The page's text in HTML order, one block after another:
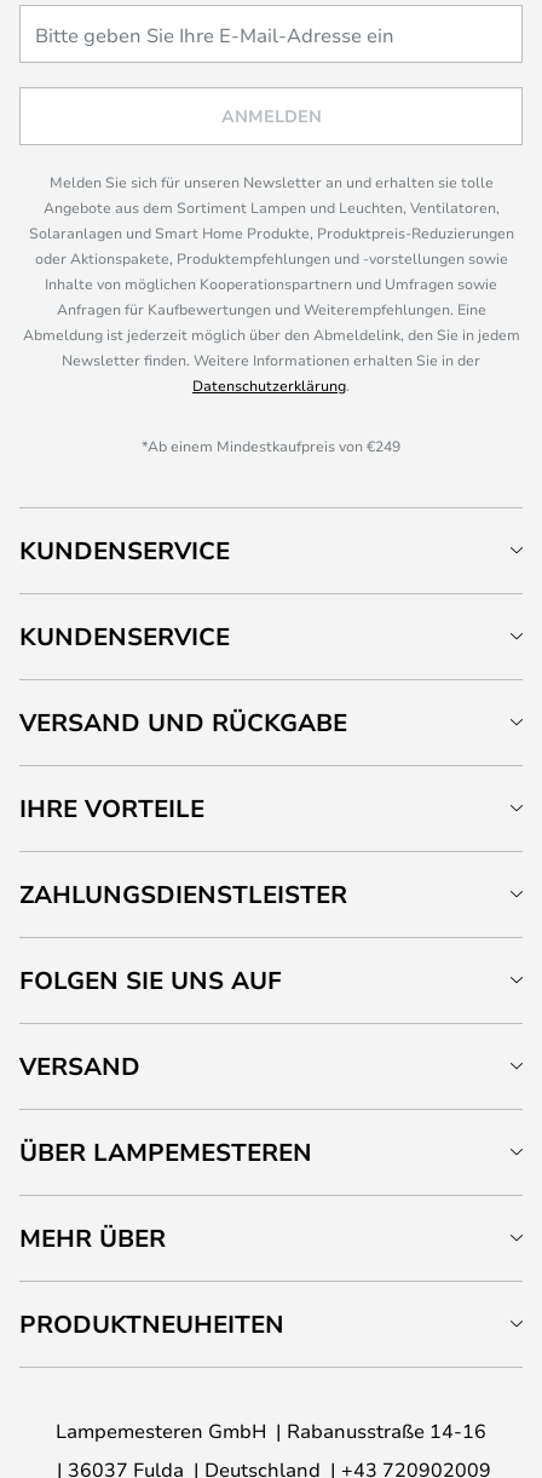
ANMELDEN
Melden Sie sich für unseren Newsletter an und erhalten sie tolle
Angebote aus dem Sortiment Lampen und Leuchten, Ventilatoren,
Solaranlagen und Smart Home Produkte, Produktpreis-Reduzierungen
oder Aktionspakete, Produktempfehlungen und -vorstellungen sowie
Inhalte von möglichen Kooperationspartnern und Umfragen sowie
Anfragen für Kaufbewertungen und Weiterempfehlungen. Eine
Abmeldung ist jederzeit möglich über den Abmeldelink, den Sie in jedem
Newsletter finden. Weitere Informationen erhalten Sie in der
Datenschutzerklärung.
*Ab einem Mindestkaufpreis von €249
KUNDENSERVICE
KUNDENSERVICE
VERSAND UND RÜCKGABE
IHRE VORTEILE
ZAHLUNGSDIENSTLEISTER
FOLGEN SIE UNS AUF
VERSAND
ÜBER LAMPEMESTEREN
MEHR ÜBER
PRODUKTNEUHEITEN
Lampemesteren GmbH
Rabanusstraße 14-16
36037 Fulda
Deutschland +43 720902009